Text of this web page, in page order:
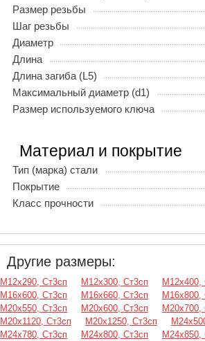
Размер резьбы
Шаг резьбы
Диаметр
Длина
Длина загиба (L5)
Максимальный диаметр (d1)
Размер используемого ключа
Материал и покрытие
Тип (марка) стали
Покрытие
Класс прочности
Другие размеры:
М12х290, Ст3сп М12х300, Ст3сп
М12х400,
М16х600, Ст3сп
М16х660, Ст3сп
М16х800,
М20х550, Ст3сп
М20х600, Ст3сп
М20х700,
М20х1120, Ст3сп
М20х1250, Ст3сп
М24х780, Ст3сп
М24х800, Ст3сп
М24х850,